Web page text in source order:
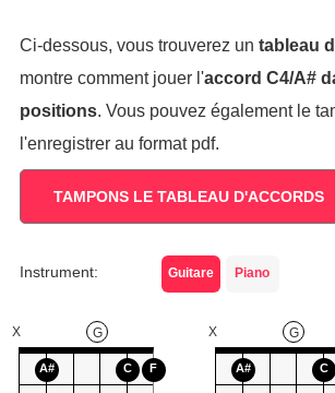
Ci-dessous, vous trouverez un tableau
montre comment jouer l'accord C4/A#
positions. Vous pouvez également le
l'enregistrer au format pdf.
TAMPONS LE TABLEAU D'ACCORDS
Instrument: Guitare Piano
A#
G
C F
X
A#
G
C
X